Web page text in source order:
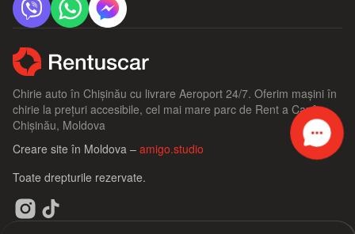
Chirie auto în Chișinău cu livrare Aeroport 24/7. Oferim mașini în
chirie la prețuri accesibile, cel mai mare parc de Rent a Car în
Chișinău, Moldova
Creare site în Moldova – amigo.studio
Toate drepturile rezervate.